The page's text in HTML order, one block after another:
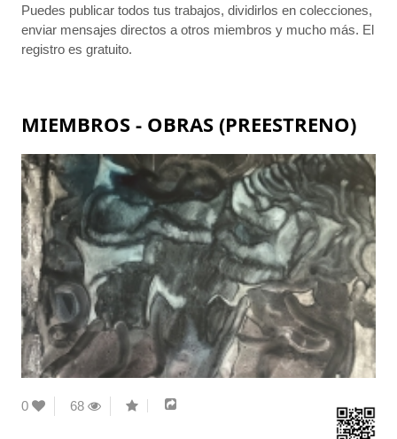
Puedes publicar todos tus trabajos, dividirlos en colecciones,
enviar mensajes directos a otros miembros y mucho más. El
registro es gratuito.
MIEMBROS - OBRAS (PREESTRENO)
0 68